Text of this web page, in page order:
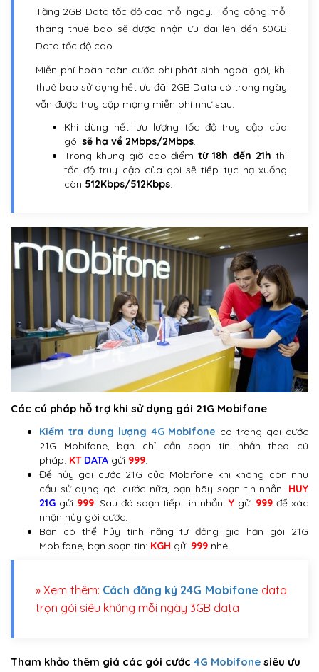
Tặng 2GB Data tốc độ cao mỗi ngày. Tổng cộng mỗi
tháng thuê bao sẽ được nhận ưu đãi lên đến 60GB
Data tốc độ cao.
Miễn phí hoàn toàn cước phí phát sinh ngoài gói, khi
thuê bao sử dụng hết ưu đãi 2GB Data có trong ngày
vẫn được truy cập mạng miễn phí như sau:
Khi dùng hết lưu lượng tốc độ truy cập của
gói sẽ hạ về 2Mbps/2Mbps.
Trong khung giờ cao điểm từ 18h đến 21h thì
tốc độ truy cập của gói sẽ tiếp tục hạ xuống
còn 512Kbps/512Kbps.
Các cú pháp hỗ trợ khi sử dụng gói 21G Mobifone
Kiểm tra dung lượng 4G Mobifone có trong gói cước
21G Mobifone, bạn chỉ cần soạn tin nhắn theo cú
pháp: KT DATA gửi 999.
Để hủy gói cước 21G của Mobifone khi không còn nhu
cầu sử dụng gói cước nữa, bạn hãy soạn tin nhắn: HUY
21G gửi 999. Sau đó soạn tiếp tin nhắn: Ygửi 999 để xác
nhận hủy gói cước.
Bạn có thể hủy tính năng tự động gia hạn gói 21G
Mobifone, bạn soạn tin: KGH gửi 999 nhé.
» Xem thêm: Cách đăng ký 24G Mobifone data
trọn gói siêu khủng mỗi ngày 3GB data
Tham khảo thêm giá các gói cước 4G Mobifone siêu ưu